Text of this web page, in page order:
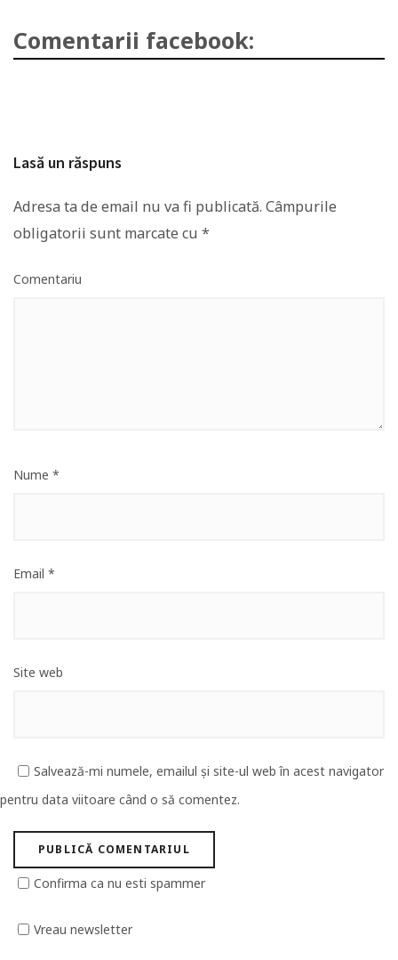
Comentarii facebook:
Lasă un răspuns
Adresa ta de email nu va fi publicată. Câmpurile
obligatorii sunt marcate cu *
Comentariu
Nume *
Email *
Site web
Salvează-mi numele, emailul și site-ul web în acest navigator
pentru data viitoare când o să comentez.
Confirma ca nu esti spammer
Vreau newsletter